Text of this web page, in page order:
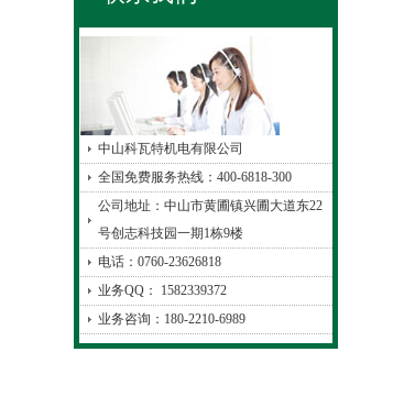
中山科瓦特机电有限公司
全国免费服务热线：400-6818-300
公司地址：中山市黄圃镇兴圃大道东22
号创志科技园一期1栋9楼
电话：0760-23626818
业务QQ： 1582339372
业务咨询：180-2210-6989